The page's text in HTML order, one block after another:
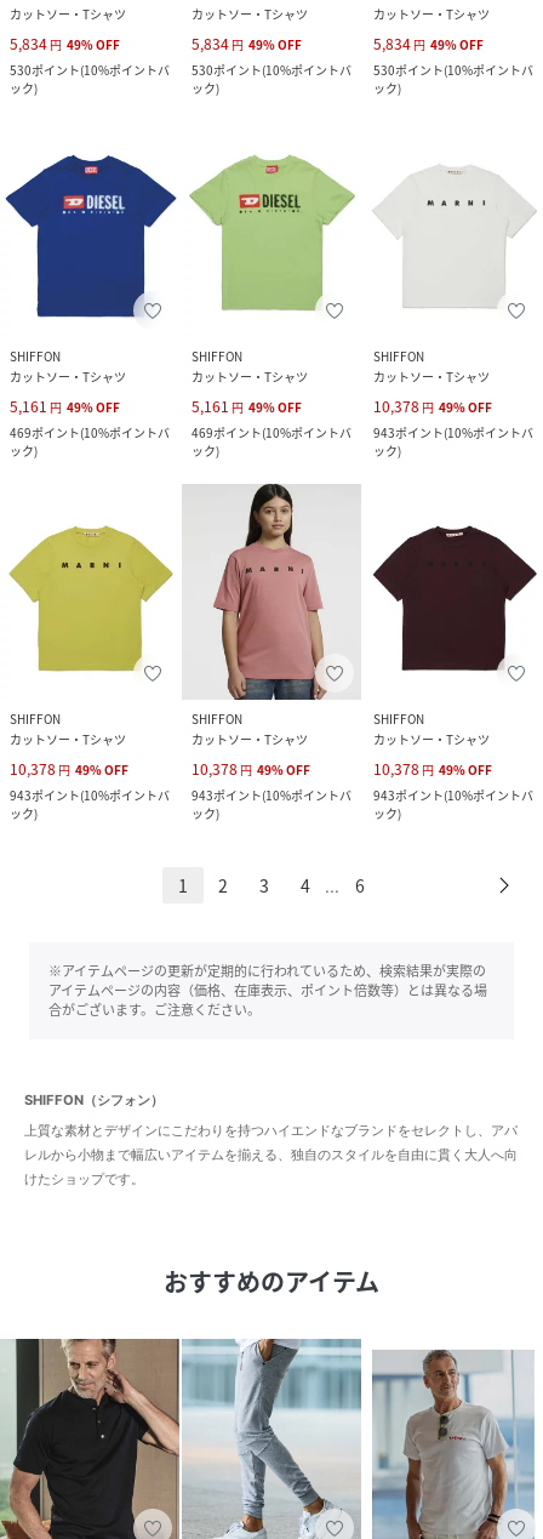
カットソー・Tシャツ
5,834 円 49%OFF
530ポイント(10%ポイントバ
ック)
カットソー・Tシャツ
5,834 円 49%OFF
530ポイント(10%ポイントバ
ック)
カットソー・Tシャツ
5,834 円 49%OFF
530ポイント(10%ポイントバ
ック)
SHIFFON
カットソー・Tシャツ
5,161 円 49%OFF
469ポイント(10%ポイントバ
ック)
SHIFFON
カットソー・Tシャツ
5,161 円 49%OFF
469ポイント(10%ポイントバ
ック)
SHIFFON
カットソー・Tシャツ
10,378 円 49%OFF
943ポイント(10%ポイントバ
ック)
SHIFFON
カットソー・Tシャツ
10,378 円 49%OFF
943ポイント(10%ポイントバ
ック)
SHIFFON
カットソー・Tシャツ
10,378 円 49%OFF
943ポイント(10%ポイントバ
ック)
SHIFFON
カットソー・Tシャツ
10,378 円 49%OFF
943ポイント(10%ポイントバ
ック)
1 2 3 4 ... 6
※アイテムページの更新が定期的に行われているため、検索結果が実際の
アイテムページの内容（価格、在庫表示、ポイント倍数等）とは異なる場
合がございます。ご注意ください。
SHIFFON（シフォン）
上質な素材とデザインにこだわりを持つハイエンドなブランドをセレクトし、アパ
レルから小物まで幅広いアイテムを揃える、独自のスタイルを自由に貫く大人へ向
けたショップです。
おすすめのアイテム